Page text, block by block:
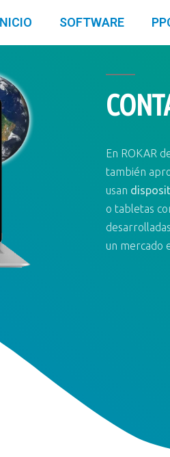
SOFTWARE
En ROKAR
también
usan
o tabletas
un mercado